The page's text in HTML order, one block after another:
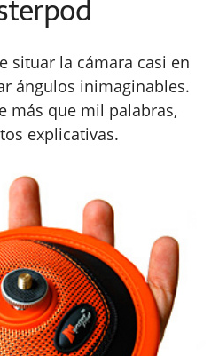
situar la cámara casi en
ángulos inimaginables.
más que mil palabras,
explicativas.